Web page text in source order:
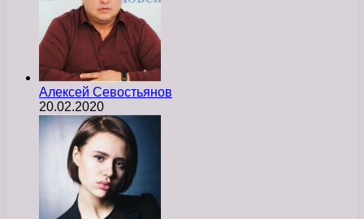
Алексей Севостьянов
20.02.2020